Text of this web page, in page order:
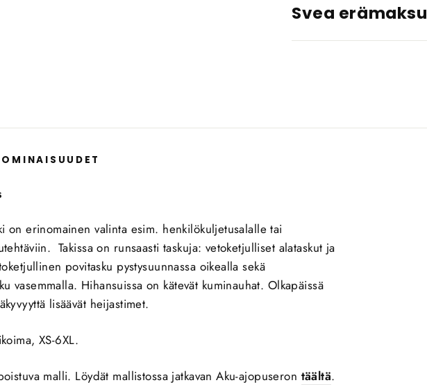
Svea erämaksu
on erinomainen valinta esim. henkilökuljetusalalle tai
Takissa on runsaasti taskuja: vetoketjulliset alataskut ja
povitasku pystysuunnassa oikealla sekä
vasemmalla. Hihansuissa on kätevät kuminauhat. Olkapäissä
lisäävät heijastimet.
XS-6XL.
malli. Löydät mallistossa jatkavan Aku-ajopuseron täältä.